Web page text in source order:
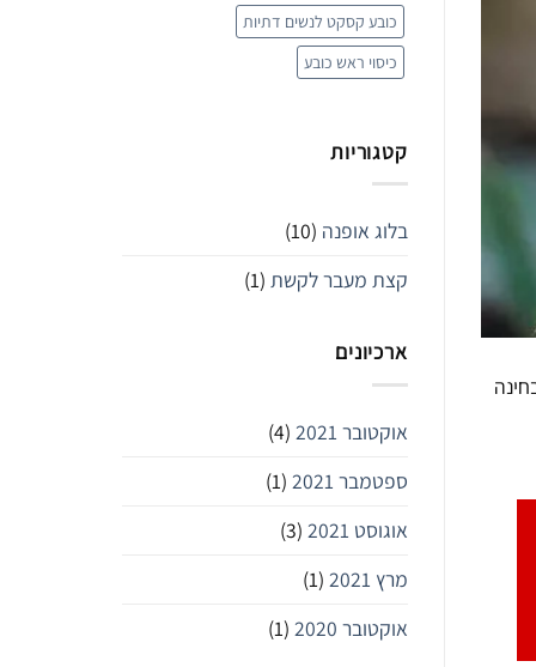
כובע קסקט לנשים דתיות
כיסוי ראש כובע
קטגוריות
בלוג אופנה (10)
קצת מעבר לקשת (1)
ארכיונים
אוקטובר 2021
(4)
ספטמבר 2021
(1)
אוגוסט 2021
(3)
מרץ 2021
(1)
אוקטובר 2020
(1)